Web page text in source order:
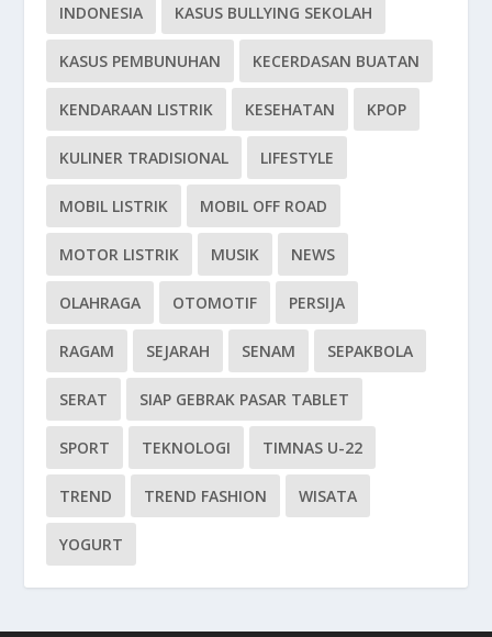
INDONESIA KASUS BULLYING SEKOLAH
KASUS PEMBUNUHAN KECERDASAN BUATAN
KENDARAAN LISTRIK KESEHATAN KPOP
KULINER TRADISIONAL LIFESTYLE
MOBIL LISTRIK MOBIL OFF ROAD
MOTOR LISTRIK MUSIK NEWS
OLAHRAGA OTOMOTIF PERSIJA
RAGAM SEJARAH SENAM SEPAKBOLA
SERAT SIAP GEBRAK PASAR TABLET
SPORT TEKNOLOGI TIMNAS U-22
TREND TREND FASHION WISATA
YOGURT